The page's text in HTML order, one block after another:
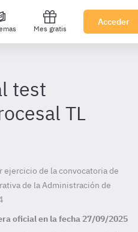
Mes gratis
Acceder
test
TL
de la convocatoria de
de la Administración de
oficial en la fecha 27/09/2025